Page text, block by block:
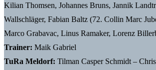
Kilian Thomsen, Johannes Bruns, Jannik
Wallschläger, Fabian Baltz (72. Collin Marc
Marco Grabavac, Linus Ramaker, Lorenz
Trainer: Maik Gabriel
TuRa Meldorf: Tilman Casper Schmidt –